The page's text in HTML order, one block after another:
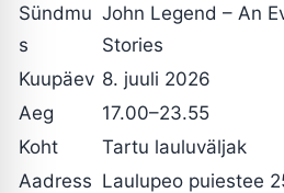
Sündmu
s
John Legend – An
Stories
Kuupäev 8. juuli 2026
Aeg
17.00–23.55
Koht
Tartu lauluväljak
Aadress Laulupeo puiestee